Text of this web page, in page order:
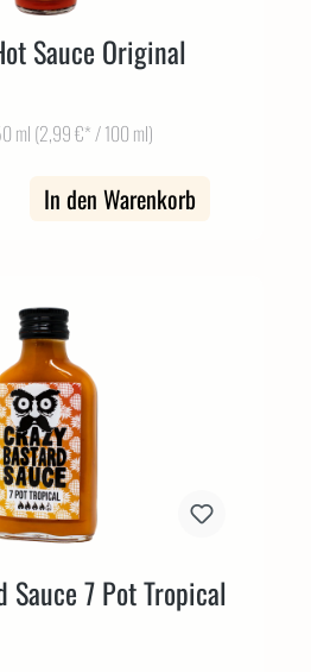
Sauce Original
ml (2,99 €* / 100 ml)
In den Warenkorb
Sauce 7 Pot Tropical